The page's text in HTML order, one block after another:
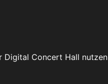
Digital Concert Hall